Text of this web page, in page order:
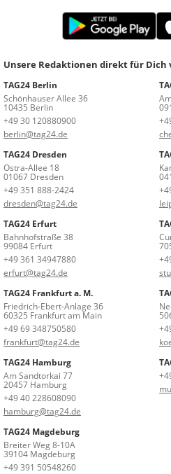
Unsere Redaktionen direkt für Dich
TAG24 Berlin
Schönhauser Allee 36
10435 Berlin
+49 30 120880900
berlin@tag24.de
TAG24 Dresden
Ostra-Allee 18
01067 Dresden
+49 351 888-2424
dresden@tag24.de
TAG24 Erfurt
Bahnhofstraße 38
99084 Erfurt
+49 361 34947880
erfurt@tag24.de
TAG24 Frankfurt a. M.
Friedrich-Ebert-Anlage 36
60325 Frankfurt am Main
+49 69 348750580
frankfurt@tag24.de
TAG24 Hamburg
Am Sandtorkai 77
20457 Hamburg
+49 40 228608090
hamburg@tag24.de
TAG24 Magdeburg
Breiter Weg 8-10A
39104 Magdeburg
+49 391 50548260